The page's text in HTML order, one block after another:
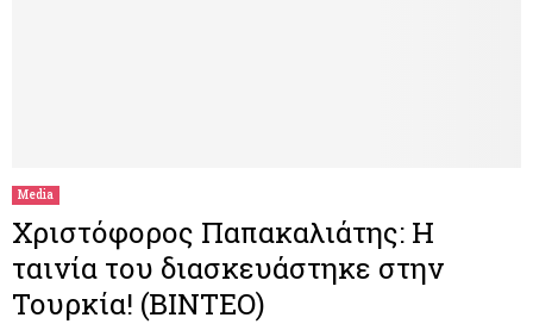
Media
Χριστόφορος Παπακαλιάτης: H
ταινία του διασκευάστηκε στην
Τουρκία! (ΒΙΝΤΕΟ)